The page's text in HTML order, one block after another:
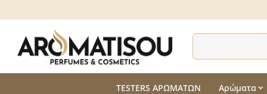
TESTERS ΑΡΩΜΑΤΩΝ Αρώματα